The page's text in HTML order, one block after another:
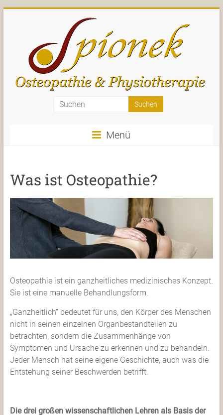
Spionek
Osteopathie
Physiotherapie
–
Sankt
Georgen
i.A.
+43
(0)
oder
+43
(0)
660
5798
550
Menü
Was ist Osteopathie?
Osteopathie ist ein ganzheitliches medizinisches Konzept.
Sie ist eine manuelle Behandlungsform.
„Ganzheitlich“ bedeutet für uns, den Körper des Menschen
nicht in seinen einzelnen Organbestandteilen zu
betrachten, sondern die Zusammenhänge von
Symptomen und Ursache zu erkennen und zu behandeln.
Jeder Mensch hat seine eigene Geschichte, auch was die
Entstehung seiner Beschwerden betrifft.
Die drei großen wissenschaftlichen Lehren als Basis der